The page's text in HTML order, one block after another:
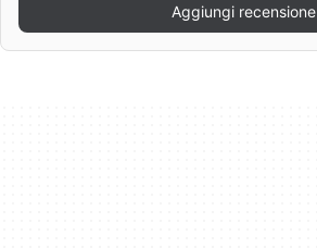
Aggiungi recensione